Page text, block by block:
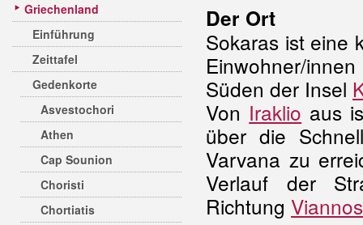
Griechenland
Einführung
Zeittafel
Gedenkorte
Asvestochori
Athen
Cap Sounion
Choristi
Chortiatis
Der Ort
Sokaras ist eine
Einwohner/
Süden der Insel
Von Iraklio aus
über die
Varvana zu
Verlauf der
Richtung Viannos